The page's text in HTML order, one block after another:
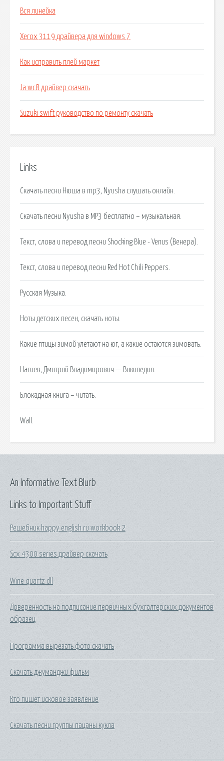
Вся линейка
Xerox 3119 драйвера для windows 7
Как исправить плей маркет
Ja wc8 драйвер скачать
Suzuki swift руководство по ремонту скачать
Links
Скачать песни Нюша в mp3, Nyusha слушать онлайн.
Скачать песни Nyusha в MP3 бесплатно – музыкальная.
Текст, слова и перевод песни Shocking Blue - Venus (Венера).
Текст, слова и перевод песни Red Hot Chili Peppers.
Русская Музыка.
Ноты детских песен, скачать ноты.
Какие птицы зимой улетают на юг, а какие остаются зимовать.
Нагиев, Дмитрий Владимирович — Википедия.
Блокадная книга – читать.
Wall.
Links to Important Stuff
Решебник happy english ru workbook 2
Scx 4300 series драйвер скачать
Wine quartz dll
Доверенность на подписание первичных бухгалтерских документов
образец
Программа вырезать фото скачать
Скачать джуманджи фильм
Кто пишет исковое заявление
Скачать песни группы пацаны кукла
An Informative Text Blurb